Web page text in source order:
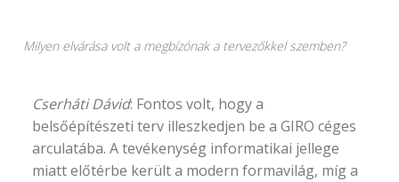
Milyen elvárása volt a megbízónak a tervezőkkel szemben?
Cserháti Dávid: Fontos volt, hogy a
belsőépítészeti terv illeszkedjen be a GIRO céges
arculatába. A tevékenység informatikai jellege
miatt előtérbe került a modern formavilág, míg a